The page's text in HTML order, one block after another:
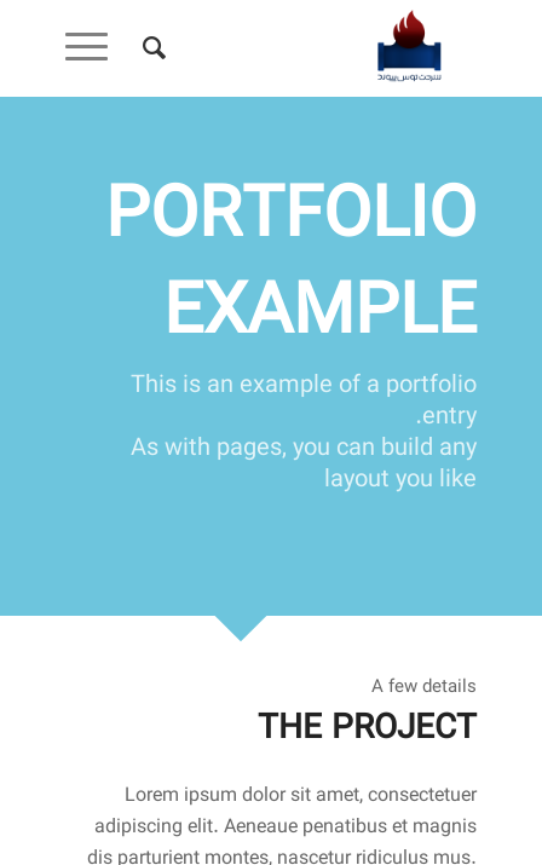
PORTFOLIO
EXAMPLE
This is an example of a portfolio
entry.
As with pages, you can build any
layout you like
A few details
THE PROJECT
Lorem ipsum dolor sit amet, consectetuer
adipiscing elit. Aeneaue penatibus et magnis
dis parturient montes, nascetur ridiculus mus.